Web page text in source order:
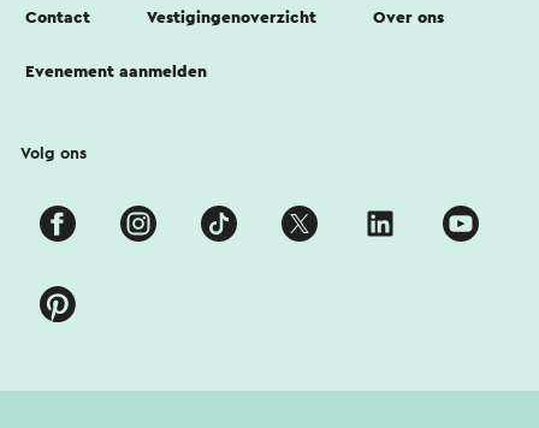
Contact Vestigingenoverzicht Over ons
Evenement aanmelden
Volg ons